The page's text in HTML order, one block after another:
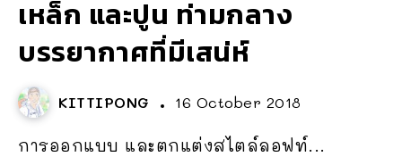
เหล็ก และปูน ท่ามกลาง
บรรยากาศที่มีเสน่ห์
KITTIPONG 16 October 2018
การออกแบบ และตกแต่งสไตล์ลอฟท์...